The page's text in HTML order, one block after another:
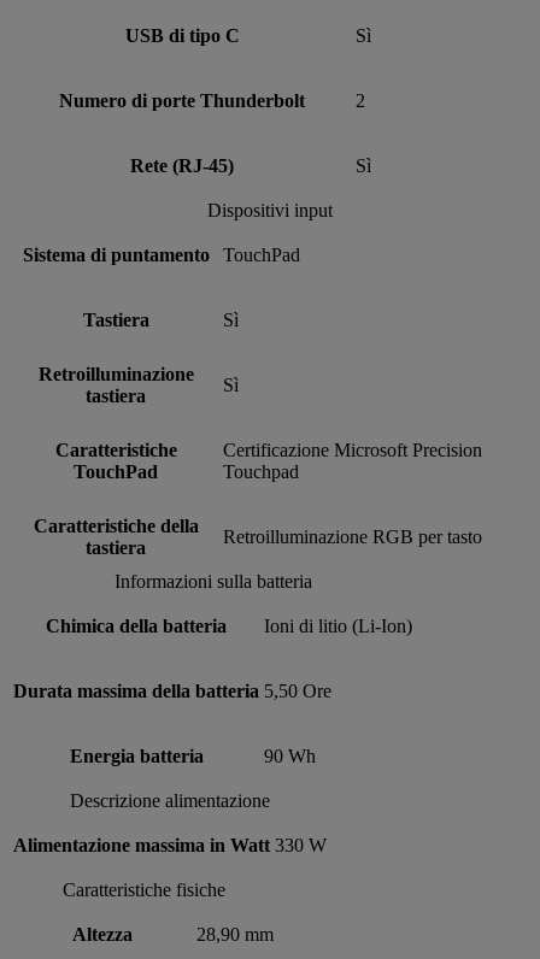
USB di tipo C Sì
Numero di porte Thunderbolt 2
Rete (RJ-45) Sì
Dispositivi input
Sistema di puntamento TouchPad
Tastiera Sì
Retroilluminazione
tastiera
Sì
Caratteristiche
TouchPad
Certificazione Microsoft Precision
Touchpad
Caratteristiche della
tastiera
Retroilluminazione RGB per tasto
Informazioni sulla batteria
Chimica della batteria Ioni di litio (Li-Ion)
Durata massima della batteria 5,50 Ore
Energia batteria 90 Wh
Descrizione alimentazione
Alimentazione massima in Watt 330 W
Caratteristiche fisiche
Altezza 28,90 mm